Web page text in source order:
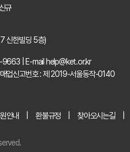
규
신한빌딩 5층)
9663
E-mail help@ket.or.kr
업신고번호 : 제 2019-서울동작-0140
안내 환불규정 찾아오시는길